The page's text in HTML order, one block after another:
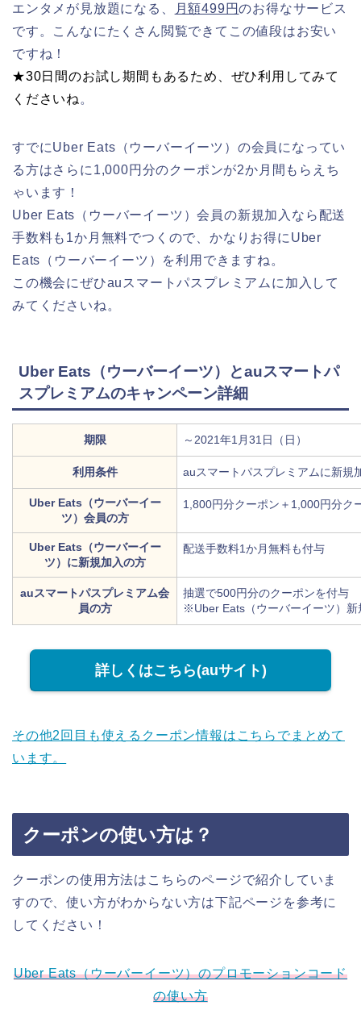
エンタメが見放題になる、
月額499円のお得なサービス
です。こんなにたくさん閲覧できてこの値段はお安い
ですね！
★30日間のお試し期間もあるため、 ぜひ利用してみて
くださいね 。
すでにUber Eats（ウーバーイーツ）の会員になってい
る方はさらに1,000円分のクーポンが2か月間もらえち
ゃいます！
Uber Eats（ウーバーイーツ）会員の新規加入なら配送
手数料も1か月無料でつくので、かなりお得にUber
Eats（ウーバーイーツ）を利用できますね。
この機会にぜひauスマートパスプレミアムに加入して
みてくださいね。
Uber Eats（ウーバーイーツ）とauスマートパ
スプレミアムのキャンペーン詳細
期限 ～2021年1月31日（日）
利用条件 auスマートパスプレミアムに新規
Uber Eats（ウーバーイー
ツ）会員の方
1,800円分クーポン＋1,000円分ク
Uber Eats（ウーバーイー
ツ）に新規加入の方
配送手数料1か月無料も付与
auスマートパスプレミアム会
員の方
抽選で500円分のクーポンを付与
※Uber Eats（ウーバーイーツ）
詳しくはこちら(auサイト)
その他2回目も使えるクーポン情報はこちらでまとめて
います。
クーポンの使い方は？
クーポンの使用方法はこちらのページで紹介していま
すので、使い方がわからない方は下記ページを参考に
してください！
Uber Eats（ウーバーイーツ）のプロモーションコード
の使い方